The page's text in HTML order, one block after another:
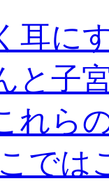
耳に
と子
れら
では